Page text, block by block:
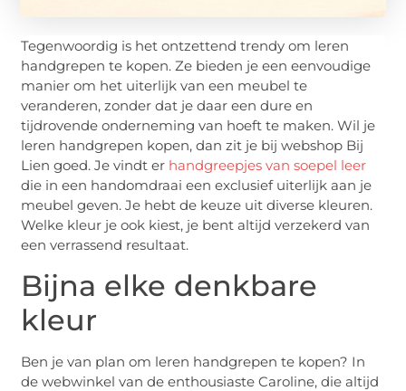
Tegenwoordig is het ontzettend trendy om leren
handgrepen te kopen. Ze bieden je een eenvoudige
manier om het uiterlijk van een meubel te
veranderen, zonder dat je daar een dure en
tijdrovende onderneming van hoeft te maken. Wil je
leren handgrepen kopen, dan zit je bij webshop Bij
Lien goed. Je vindt er handgreepjes van soepel leer
die in een handomdraai een exclusief uiterlijk aan je
meubel geven. Je hebt de keuze uit diverse kleuren.
Welke kleur je ook kiest, je bent altijd verzekerd van
een verrassend resultaat.
Bijna elke denkbare
kleur
Ben je van plan om leren handgrepen te kopen? In
de webwinkel van de enthousiaste Caroline, die altijd